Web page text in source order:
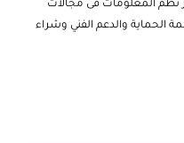
المعلومات فى مجالات
الحماية والدعم الفني وشراء